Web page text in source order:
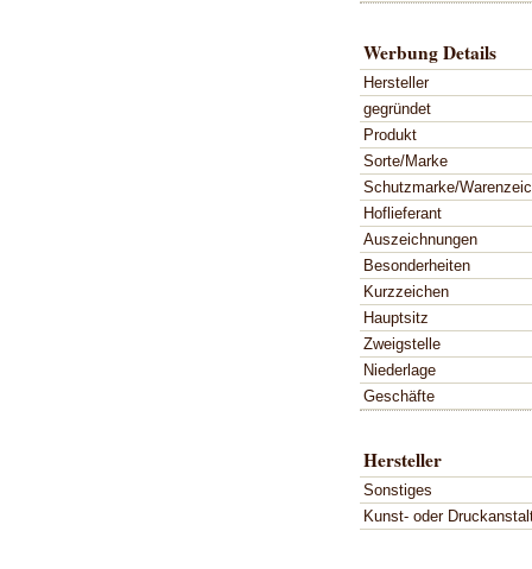
Werbung Details
Hersteller
gegründet
Produkt
Sorte/Marke
Schutzmarke/
Hoflieferant
Auszeichnungen
Besonderheiten
Kurzzeichen
Hauptsitz
Zweigstelle
Niederlage
Geschäfte
Hersteller
Sonstiges
Kunst- oder